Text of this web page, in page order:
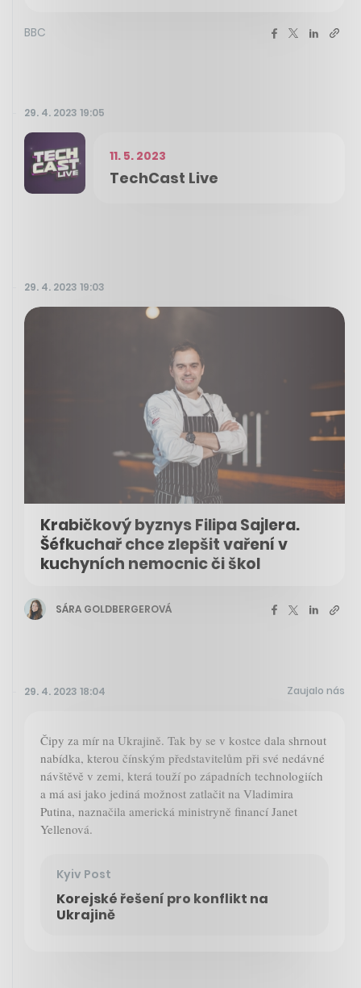
BBC
29. 4. 2023 19:05
11. 5. 2023
TechCast Live
29. 4. 2023 19:03
Krabičkový byznys Filipa Sajlera.
Šéfkuchař chce zlepšit vaření v
kuchyních nemocnic či škol
SÁRA GOLDBERGEROVÁ
29. 4. 2023 18:04 Zaujalo nás
Čipy za mír na Ukrajině. Tak by se v kostce dala shrnout
nabídka, kterou čínským představitelům při své nedávné
návštěvě v zemi, která touží po západních technologiích
a má asi jako jediná možnost zatlačit na Vladimira
Putina, naznačila americká ministryně financí Janet
Yellenová.
Kyiv Post
Korejské řešení pro konflikt na
Ukrajině